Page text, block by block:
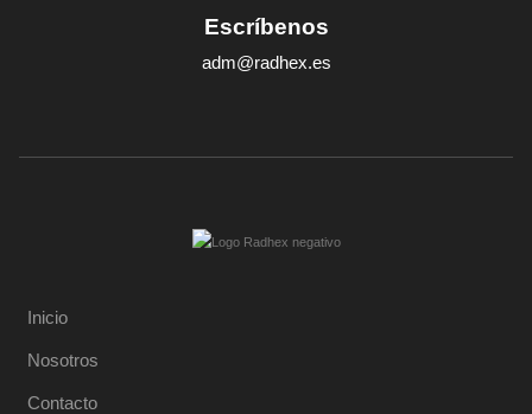
Escríbenos
adm@radhex.es
Inicio
Nosotros
Contacto